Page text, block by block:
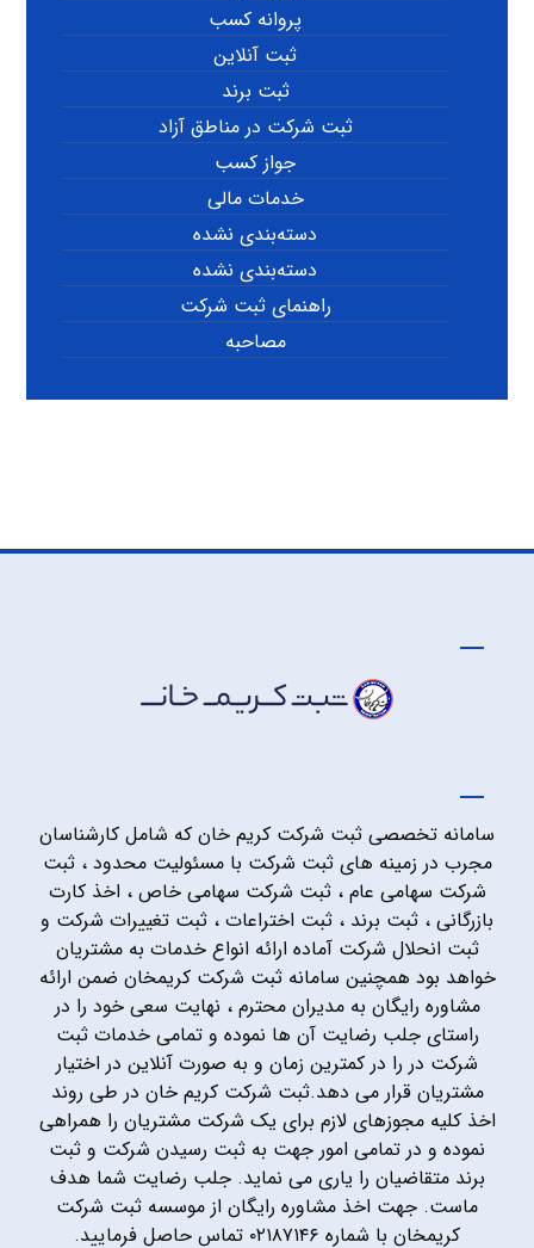
پروانه کسب
ثبت آنلاین
ثبت برند
ثبت شرکت در مناطق آزاد
جواز کسب
خدمات مالی
دسته‌بندی نشده
دسته‌بندی نشده
راهنمای ثبت شرکت
مصاحبه
سامانه تخصصی ثبت شرکت کریم خان که شامل کارشناسان
مجرب در زمینه های ثبت شرکت با مسئولیت محدود ، ثبت
شرکت سهامی عام ، ثبت شرکت سهامی خاص ، اخذ کارت
بازرگانی ، ثبت برند ، ثبت اختراعات ، ثبت تغییرات شرکت و
ثبت انحلال شرکت آماده ارائه انواع خدمات به مشتریان
خواهد بود همچنین سامانه ثبت شرکت کریمخان ضمن ارائه
مشاوره رایگان به مدیران محترم ، نهایت سعی خود را در
راستای جلب رضایت آن ها نموده و تمامی خدمات ثبت
شرکت در را در کمترین زمان و به صورت آنلاین در اختیار
مشتریان قرار می دهد.ثبت شرکت کریم خان در طی روند
اخذ کلیه مجوزهای لازم برای یک شرکت مشتریان را همراهی
نموده و در تمامی امور جهت به ثبت رسیدن شرکت و ثبت
برند متقاضیان را یاری می نماید. جلب رضایت شما هدف
ماست. جهت اخذ مشاوره رایگان از موسسه ثبت شرکت
کریمخان با شماره ۰۲۱۸۷۱۴۶ تماس حاصل فرمایید.